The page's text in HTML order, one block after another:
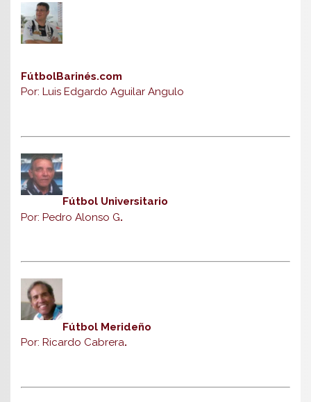
FútbolBarinés.com
Por: Luis Edgardo Aguilar Angulo
Fútbol Universitario
Por: Pedro Alonso G.
Fútbol Merideño
Por: Ricardo Cabrera.